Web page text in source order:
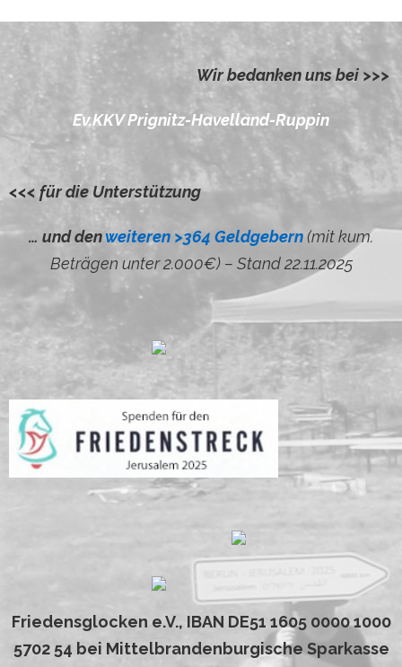
Wir bedanken uns bei >>>
Ev.KKV Prignitz-Havelland-Ruppin
<<< für die Unterstützung
… und denweiteren >364 Geldgebern(mit kum.
Beträgen unter 2.000€) – Stand 22.11.2025
Friedensglocken e.V., IBAN DE51 1605 0000 1000
5702 54 bei Mittelbrandenburgische Sparkasse